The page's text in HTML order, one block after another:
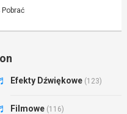
Pobrać
Efekty Dźwiękowe (123)
Filmowe (116)